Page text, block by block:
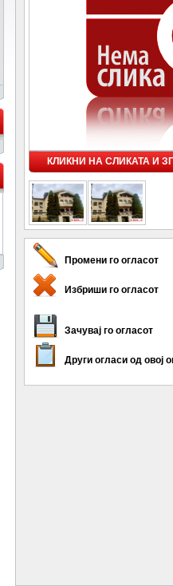
КЛИКНИ НА СЛИКАТА И
Промени го огласот
Избриши го огласот
Зачувај го огласот
Други огласи од овој